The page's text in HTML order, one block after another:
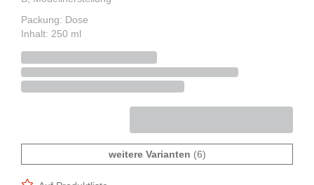
Packung: Dose
Inhalt: 250 ml
weitere Varianten (6)